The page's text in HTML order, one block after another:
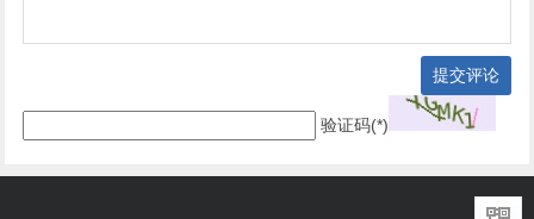
提交评论
验证码(*)